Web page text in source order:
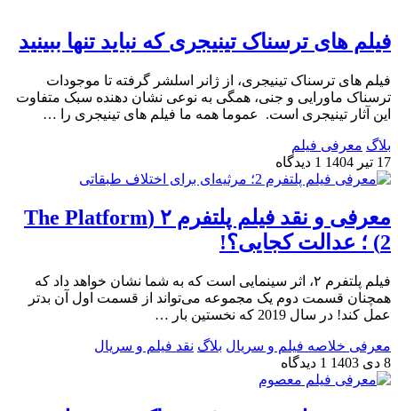
فیلم های ترسناک تینیجری که نباید تنها ببینید
فیلم های ترسناک تینیجری، از ژانر اسلشر گرفته تا موجودات
ترسناک ماورایی و جنی، همگی به نوعی نشان دهنده سبک متفاوت
این آثار تینیجری است. عموما همه ما فیلم های تینیجری را …
بلاگ معرفی فیلم
17 تیر 1404
1 دیدگاه
معرفی و نقد فیلم پلتفرم ۲ (The Platform
2) ؛ عدالت کجایی؟!
فیلم پلتفرم ۲، اثر سینمایی است که به شما نشان خواهد داد که
همچنان قسمت دوم یک مجموعه می‌تواند از قسمت اول آن بدتر
عمل کند! در سال 2019 که نخستین بار …
معرفی خلاصه فیلم و سریال بلاگ نقد فیلم و سریال
8 دی 1403
1 دیدگاه